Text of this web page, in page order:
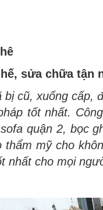
sửa chữa tận
bị cũ, xuống cấp,
tốt nhất.
quận 2, bọc
mỹ cho
nhất cho mọi